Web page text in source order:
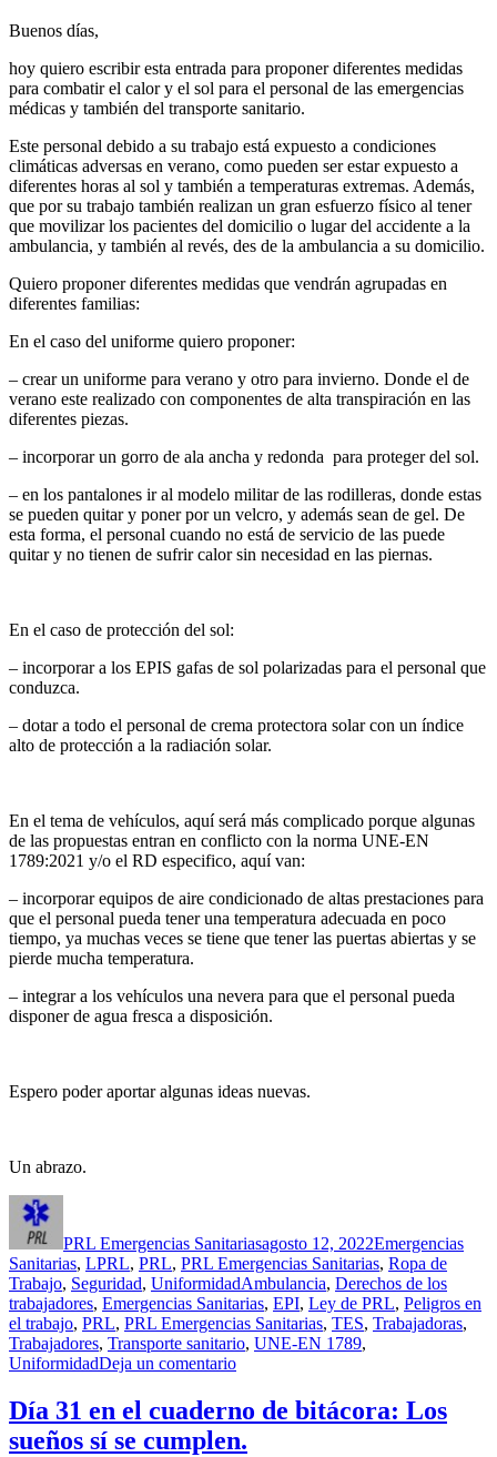
Buenos días,
hoy quiero escribir esta entrada para proponer diferentes medidas
para combatir el calor y el sol para el personal de las emergencias
médicas y también del transporte sanitario.
Este personal debido a su trabajo está expuesto a condiciones
climáticas adversas en verano, como pueden ser estar expuesto a
diferentes horas al sol y también a temperaturas extremas. Además,
que por su trabajo también realizan un gran esfuerzo físico al tener
que movilizar los pacientes del domicilio o lugar del accidente a la
ambulancia, y también al revés, des de la ambulancia a su domicilio.
Quiero proponer diferentes medidas que vendrán agrupadas en
diferentes familias:
En el caso del uniforme quiero proponer:
– crear un uniforme para verano y otro para invierno. Donde el de
verano este realizado con componentes de alta transpiración en las
diferentes piezas.
– incorporar un gorro de ala ancha y redonda para proteger del sol.
– en los pantalones ir al modelo militar de las rodilleras, donde estas
se pueden quitar y poner por un velcro, y además sean de gel. De
esta forma, el personal cuando no está de servicio de las puede
quitar y no tienen de sufrir calor sin necesidad en las piernas.
En el caso de protección del sol:
– incorporar a los EPIS gafas de sol polarizadas para el personal que
conduzca.
– dotar a todo el personal de crema protectora solar con un índice
alto de protección a la radiación solar.
En el tema de vehículos, aquí será más complicado porque algunas
de las propuestas entran en conflicto con la norma UNE-EN
1789:2021 y/o el RD especifico, aquí van:
– incorporar equipos de aire condicionado de altas prestaciones para
que el personal pueda tener una temperatura adecuada en poco
tiempo, ya muchas veces se tiene que tener las puertas abiertas y se
pierde mucha temperatura.
– integrar a los vehículos una nevera para que el personal pueda
disponer de agua fresca a disposición.
Espero poder aportar algunas ideas nuevas.
Un abrazo.
PRL Emergencias Sanitariasagosto 12, 2022Emergencias
Sanitarias, LPRL, PRL, PRL Emergencias Sanitarias, Ropa de
Trabajo, Seguridad, UniformidadEtiquetas
Ambulancia, Derechos de los
trabajadores, Emergencias Sanitarias, EPI, Ley de PRL, Peligros en
el trabajo, PRL, PRL Emergencias Sanitarias, TES, Trabajadoras,
Trabajadores, Transporte sanitario, UNE-EN 1789,
UniformidadDeja un comentarioen
en
el
Día 31 en el cuaderno de bitácora: Los
sueños sí se cumplen.